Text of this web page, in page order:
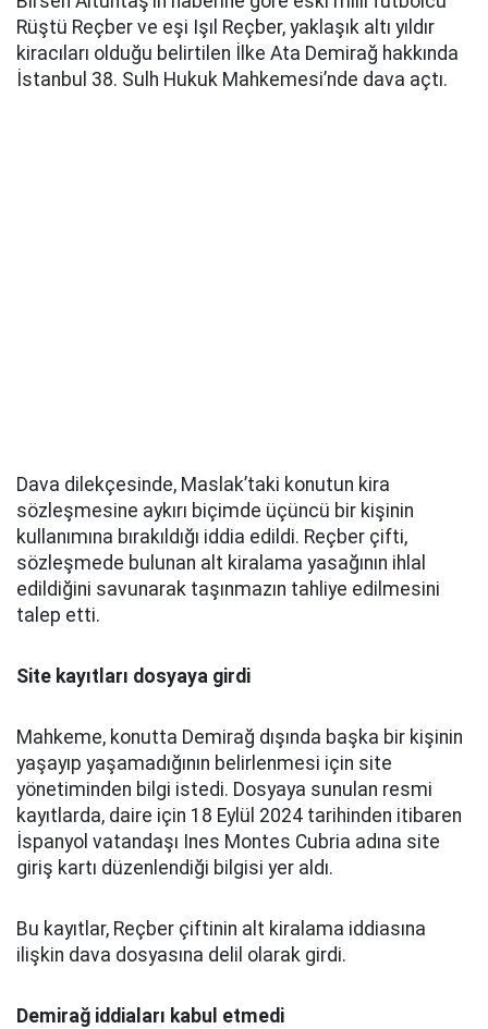
Rüştü Reçber ve eşi Işıl Reçber, yaklaşık altı yıldır
kiracıları olduğu belirtilen İlke Ata Demirağ hakkında
İstanbul 38. Sulh Hukuk Mahkemesi’nde dava açtı.
Dava dilekçesinde, Maslak’taki konutun kira
sözleşmesine aykırı biçimde üçüncü bir kişinin
kullanımına bırakıldığı iddia edildi. Reçber çifti,
sözleşmede bulunan alt kiralama yasağının ihlal
edildiğini savunarak taşınmazın tahliye edilmesini
talep etti.
Site kayıtları dosyaya girdi
Mahkeme, konutta Demirağ dışında başka bir kişinin
yaşayıp yaşamadığının belirlenmesi için site
yönetiminden bilgi istedi. Dosyaya sunulan resmi
kayıtlarda, daire için 18 Eylül 2024 tarihinden itibaren
İspanyol vatandaşı Ines Montes Cubria adına site
giriş kartı düzenlendiği bilgisi yer aldı.
Bu kayıtlar, Reçber çiftinin alt kiralama iddiasına
ilişkin dava dosyasına delil olarak girdi.
Demirağ iddiaları kabul etmedi